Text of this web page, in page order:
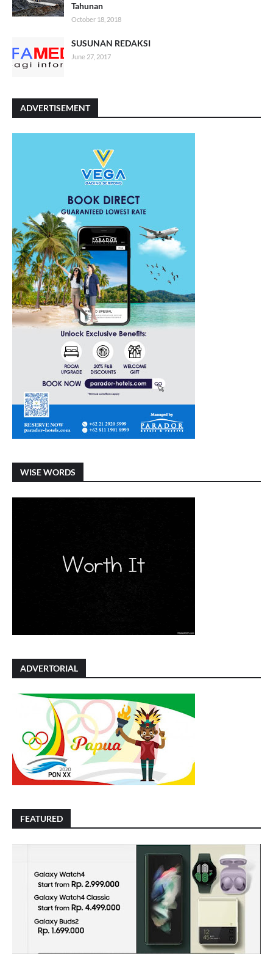
Tahunan
October 18, 2018
SUSUNAN REDAKSI
June 27, 2017
ADVERTISEMENT
WISE WORDS
ADVERTORIAL
FEATURED